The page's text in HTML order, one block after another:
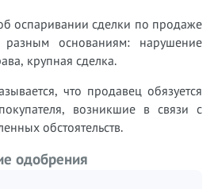
оспаривании сделки по продаже
основаниям: нарушение
крупная сделка.
что продавец обязуется
возникшие в связи с
обстоятельств.
одобрения